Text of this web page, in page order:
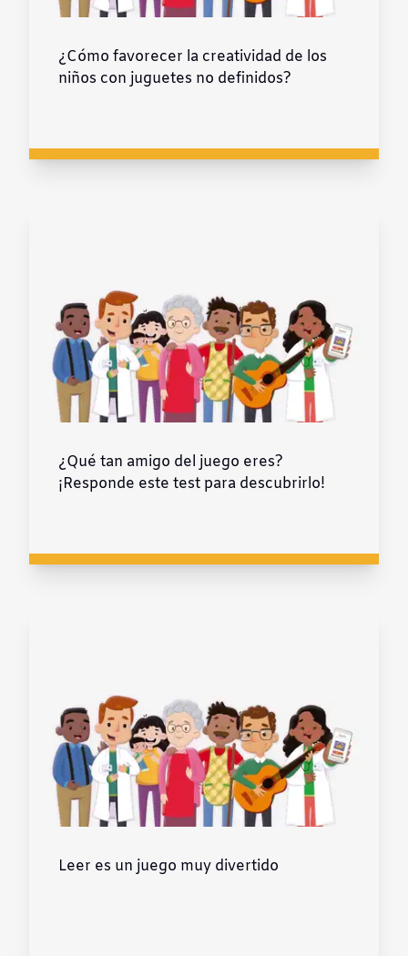
¿Cómo favorecer la creatividad de los
niños con juguetes no definidos?
¿Qué tan amigo del juego eres?
¡Responde este test para descubrirlo!
Leer es un juego muy divertido